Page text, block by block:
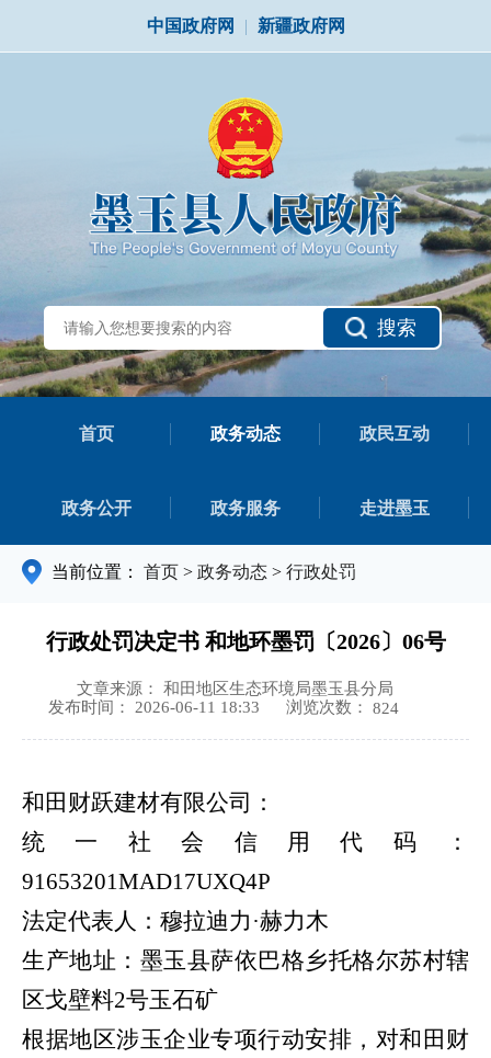
中国政府网 | 新疆政府网
搜索
首页 政务动态 政民互动
政务公开 政务服务 走进墨玉
当前位置： 首页 > 政务动态 > 行政处罚
行政处罚决定书 和地环墨罚〔2026〕06号
文章来源： 和田地区生态环境局墨玉县分局
发布时间： 2026-06-11 18:33
浏览次数： 824
和田财跃建材有限公司：
统一社会信用代码：
91653201MAD17UXQ4P
法定代表 人： 穆拉迪力 ·赫力木
生产地址： 墨玉县萨依巴格乡托格尔苏村辖
区戈壁料2号玉石矿
根据地区涉玉企业专项行动安排，对和田财